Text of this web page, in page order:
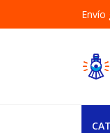
Envío